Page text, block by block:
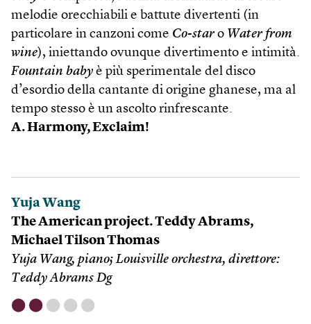
melodie orecchiabili e battute divertenti (in
particolare in canzoni come Co-staro Water from
wine), iniettando ovunque divertimento e intimità.
Fountain baby è più sperimentale del disco
d’esordio della cantante di origine ghanese, ma al
tempo stesso è un ascolto rinfrescante.
A. Harmony, Exclaim!
Yuja Wang
The American project. Teddy Abrams,
Michael Tilson Thomas
Yuja Wang, piano; Louisville orchestra, direttore:
Teddy Abrams Dg
⬤ ⬤ ⬤ ⬤ ⬤